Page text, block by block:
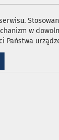
w
Państwa